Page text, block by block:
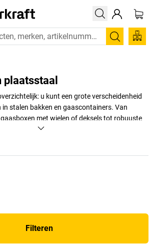
Zoeken
u kunt een grote verscheidenheid
stalen bakken en gaascontainers. Van
met wielen of deksels tot robuuste
- ontdek talloze modellen bij
Filteren